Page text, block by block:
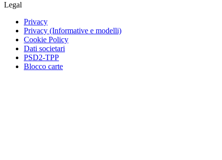
Legal
Privacy
Privacy (Informative e modelli)
Cookie Policy
Dati societari
PSD2-TPP
Blocco carte